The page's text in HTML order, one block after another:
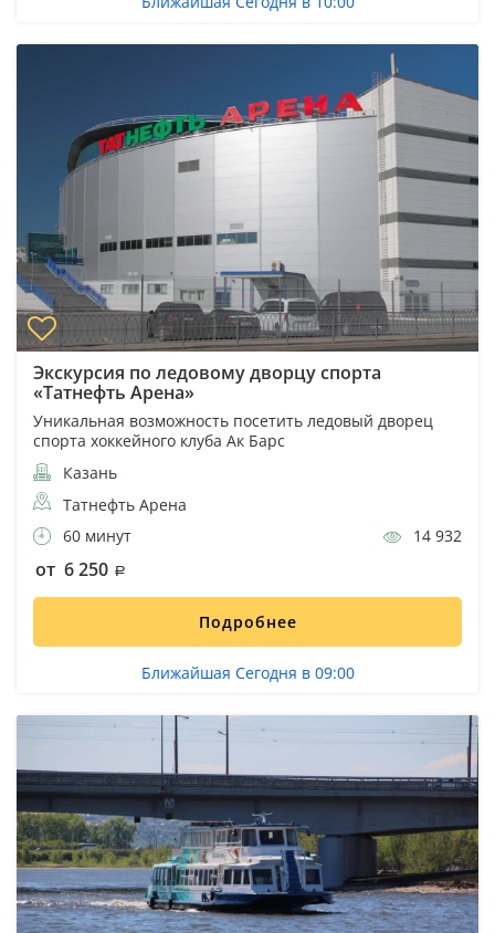
Экскурсия по ледовому дворцу спорта
«Татнефть Арена»
Уникальная возможность посетить ледовый дворец
спорта хоккейного клуба Ак Барс
Казань
Татнефть Арена
60 минут
14 932
от 6 250
Подробнее
Ближайшая Сегодня в 09:00